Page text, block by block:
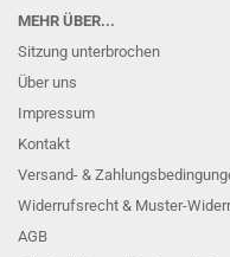
MEHR ÜBER...
Sitzung unterbrochen
Über uns
Impressum
Kontakt
Versand- &
Widerrufsrecht & Muster-
AGB